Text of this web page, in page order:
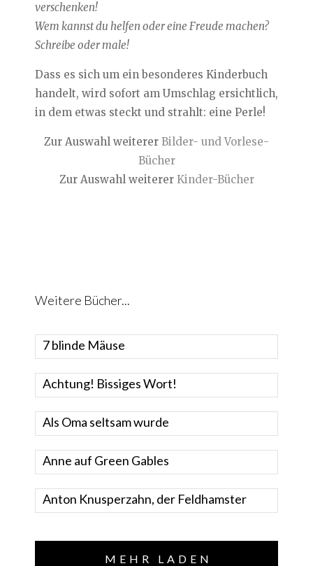
verschenken!
Wem kannst du helfen oder eine Freude machen?
Schreibe oder male!
Dass es sich um ein besonderes Kinderbuch
handelt, wird sofort am Umschlag ersichtlich,
in dem etwas steckt und strahlt: eine Perle!
Zur Auswahl weiterer Bilder- und Vorlese-
Bücher
Zur Auswahl weiterer Kinder-Bücher
Weitere Bücher...
7 blinde Mäuse
Achtung! Bissiges Wort!
Als Oma seltsam wurde
Anne auf Green Gables
Anton Knusperzahn, der Feldhamster
MEHR LADEN